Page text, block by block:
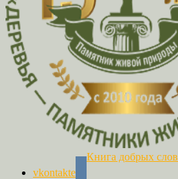
vkontakte
Книга добрых слов